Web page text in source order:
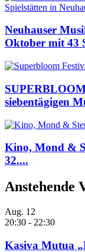
Neuhauser
Oktober mit 43
siebentägigen
Kino, Mond &
32....
Anstehende
Aug. 12
20:30 - 22:30
Kasiva Mutua